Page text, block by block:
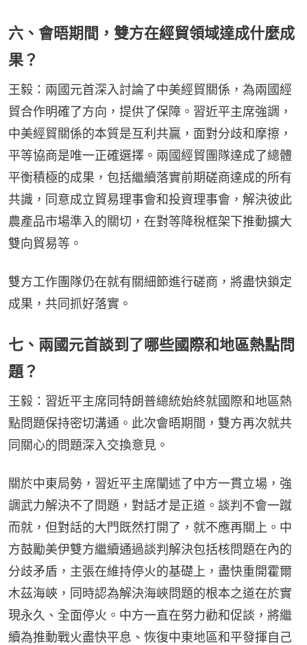
六、會晤期間，雙方在經貿領域達成什麼成
果？
王毅：兩國元首深入討論了中美經貿關係，為兩國經
貿合作明確了方向，提供了保障。習近平主席強調，
中美經貿關係的本質是互利共贏，面對分歧和摩擦，
平等協商是唯一正確選擇。兩國經貿團隊達成了總體
平衡積極的成果，包括繼續落實前期磋商達成的所有
共識，同意成立貿易理事會和投資理事會，解決彼此
農產品市場準入的關切，在對等降稅框架下推動擴大
雙向貿易等。
雙方工作團隊仍在就有關細節進行磋商，將盡快鎖定
成果，共同抓好落實。
七、兩國元首談到了哪些國際和地區熱點問
題？
王毅：習近平主席同特朗普總統始終就國際和地區熱
點問題保持密切溝通。此次會晤期間，雙方再次就共
同關心的問題深入交換意見。
關於中東局勢，習近平主席闡述了中方一貫立場，強
調武力解決不了問題，對話才是正道。談判不會一蹴
而就，但對話的大門既然打開了，就不應再關上。中
方鼓勵美伊雙方繼續通過談判解決包括核問題在內的
分歧矛盾，主張在維持停火的基礎上，盡快重開霍爾
木茲海峽，同時認為解決海峽問題的根本之道在於實
現永久、全面停火。中方一直在努力勸和促談，將繼
續為推動戰火盡快平息、恢復中東地區和平發揮自己